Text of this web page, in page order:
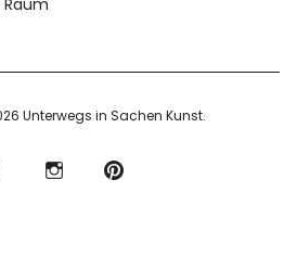
Unterwegs in Sachen Kunst